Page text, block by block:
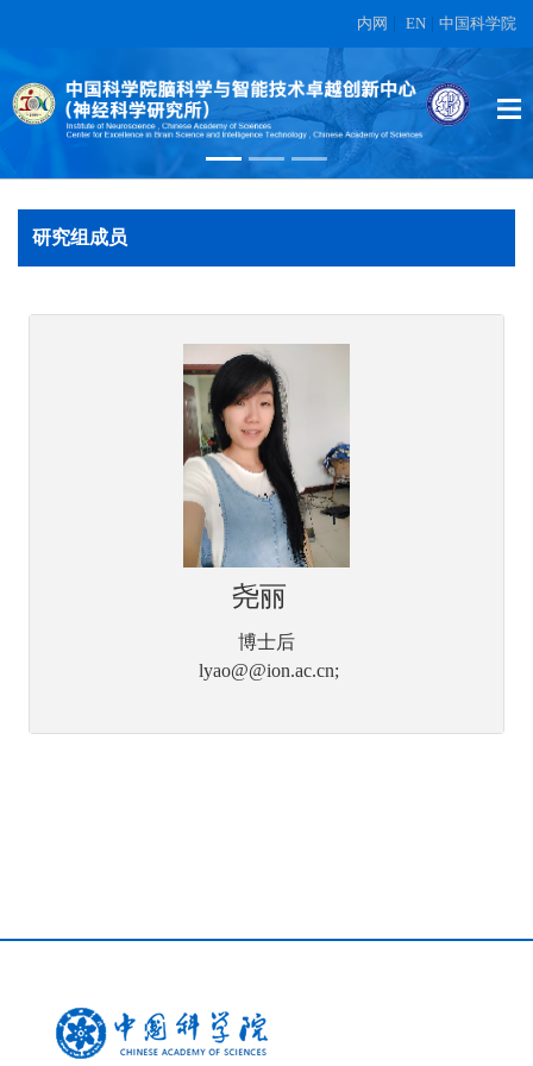
内网 EN 中国科学院
常乐
在另外数据表中
研究组成员
尧丽
博士后
lyao@@ion.ac.cn;